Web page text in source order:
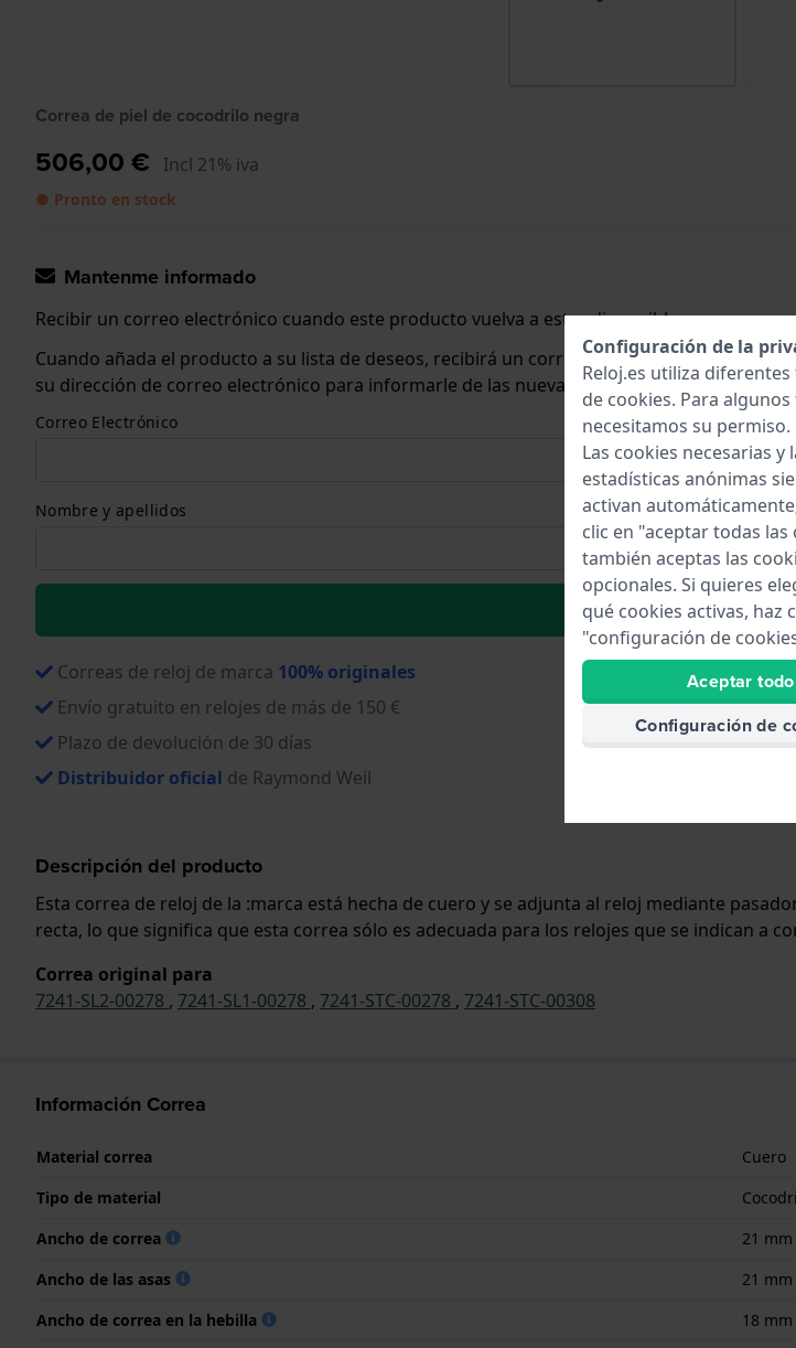
Correa de piel de cocodrilo negra
506,00 € Incl 21% iva
● Pronto en stock
Mantenme informado
Recibir un correo electrónico cuando este producto vuelva a estar disponible.
Cuando añada el producto a su lista de deseos, recibirá un correo electrónico cuando lo
su dirección de correo electrónico para informarle de las nuevas existencias.
Correo Electrónico
Nombre y apellidos
La lista de
Correas de reloj de marca 100% originales
Envío gratuito en relojes de más de 150 €
Plazo de devolución de 30 días
Distribuidor oficial de Raymond Weil
Descripción del producto
Esta correa de reloj de la :marca está hecha de cuero y se adjunta al reloj mediante
recta, lo que significa que esta correa sólo es adecuada para los relojes que se indican a
Correa original para
7241-SL2-00278 , 7241-SL1-00278 , 7241-STC-00278 , 7241-STC-00308
Información Correa
Material correa
Cuero
Tipo de material
Ancho de correa
21 mm
Ancho de las asas
21 mm
Ancho de correa en la hebilla
18 mm
Configuración de la
Reloj.es utiliza diferentes
de cookies. Para
necesitamos su permiso.
Las cookies necesarias y
estadísticas anónimas
activan
clic en "aceptar todas las
también aceptas las
opcionales. Si quieres
qué cookies activas, haz
"configuración de
Aceptar todo
Configuración de